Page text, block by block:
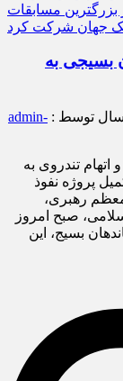
بزرگترین مسابقات
جهان شرکت کرد
بسیجی به
توسط : admin-
تندروی به
پروژه نفوذ
معظم رهبری،
صبح امروز
بسیج، این